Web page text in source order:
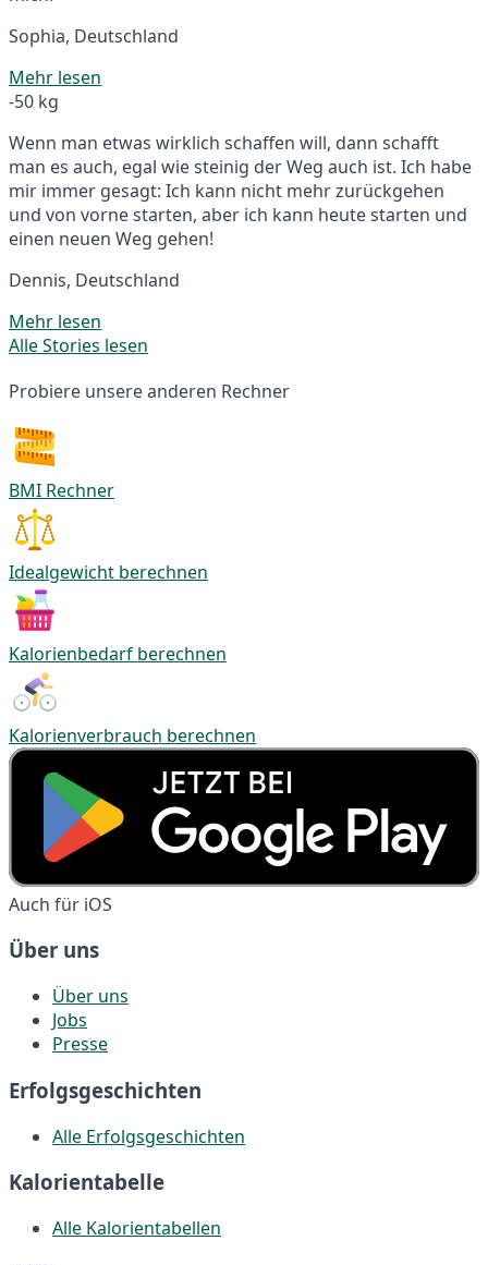
Sophia, Deutschland
Mehr lesen
-50 kg
Wenn man etwas wirklich schaffen will, dann schafft
man es auch, egal wie steinig der Weg auch ist. Ich habe
mir immer gesagt: Ich kann nicht mehr zurückgehen
und von vorne starten, aber ich kann heute starten und
einen neuen Weg gehen!
Dennis, Deutschland
Mehr lesen
Alle Stories lesen
Probiere unsere anderen Rechner
BMI Rechner
Idealgewicht berechnen
Kalorienbedarf berechnen
Kalorienverbrauch berechnen
Auch für iOS
Über uns
Über uns
Jobs
Presse
Erfolgsgeschichten
Alle Erfolgsgeschichten
Kalorientabelle
Alle Kalorientabellen